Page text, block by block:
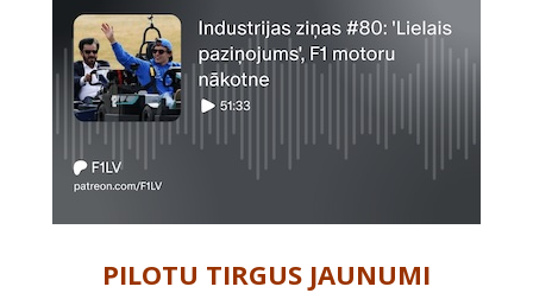
PILOTU TIRGUS JAUNUMI